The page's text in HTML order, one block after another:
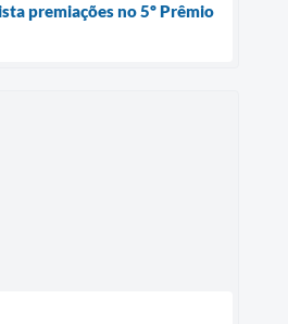
premiações no 5º Prêmio